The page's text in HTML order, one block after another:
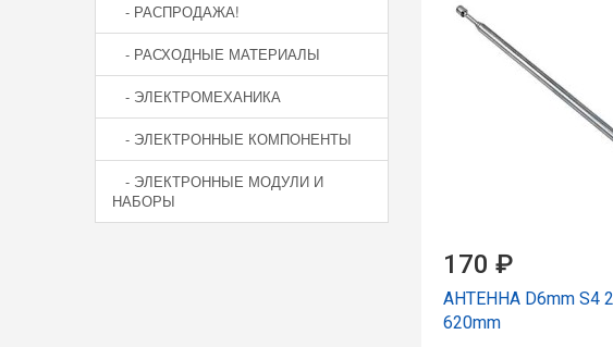
- РАСПРОДАЖА!
- РАСХОДНЫЕ МАТЕРИАЛЫ
- ЭЛЕКТРОМЕХАНИКА
- ЭЛЕКТРОННЫЕ КОМПОНЕНТЫ
- ЭЛЕКТРОННЫЕ МОДУЛИ И
НАБОРЫ
170 ₽
АНТЕННА D6mm S4
620mm